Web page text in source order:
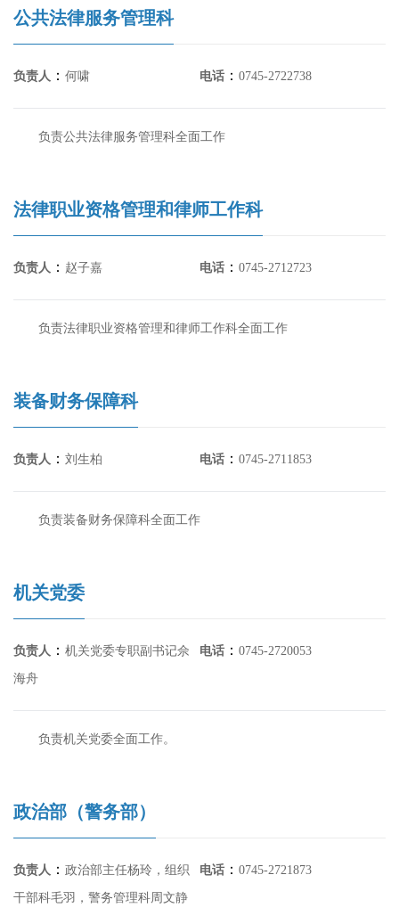
公共法律服务管理科
负责人 ： 何啸 电话 ： 0745-2722738
负责公共法律服务管理科全面工作
法律职业资格管理和律师工作科
负责人 ： 赵子嘉 电话 ： 0745-2712723
负责法律职业资格管理和律师工作科全面工作
装备财务保障科
负责人 ： 刘生柏 电话 ： 0745-2711853
负责装备财务保障科全面工作
机关党委
负责人 ： 机关党委专职副书记佘
海舟
电话 ： 0745-2720053
负责机关党委全面工作。
政治部（警务部）
负责人 ： 政治部主任杨玲，组织
干部科毛羽，警务管理科周文静
电话 ： 0745-2721873